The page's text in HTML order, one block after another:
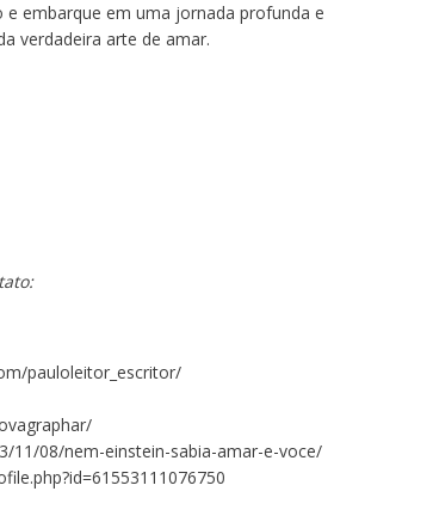
embarque em uma jornada profunda e
verdadeira arte de amar.
pauloleitor_escritor/
11/08/nem-einstein-sabia-amar-e-voce/